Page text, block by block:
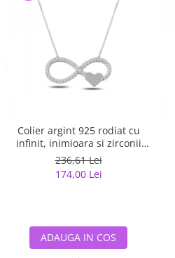
Colier argint 925 rodiat cu
infinit, inimioara si zirconii
albe - Infinite You CTU0067
236,61 Lei
174,00 Lei
ADAUGA IN COS